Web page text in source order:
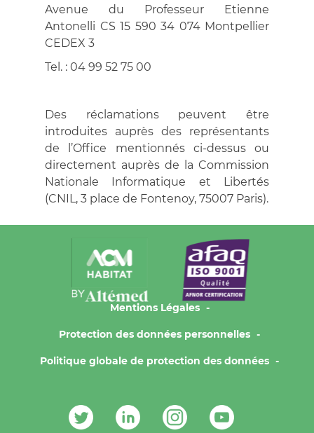
Avenue du Professeur Etienne
Antonelli CS 15 590 34 074 Montpellier
CEDEX 3
Tel. : 04 99 52 75 00
Des réclamations peuvent être
introduites auprès des représentants
de l’Office mentionnés ci-dessus ou
directement auprès de la Commission
Nationale Informatique et Libertés
(CNIL, 3 place de Fontenoy, 75007 Paris).
Mentions Légales
Protection des données personnelles
Politique globale de protection des données